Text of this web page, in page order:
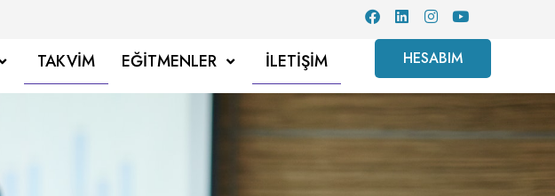
TAKVIM EĞITMENLER İLETIŞIM HESABIM